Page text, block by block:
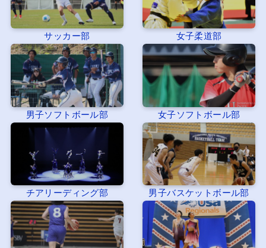
サッカー部 女子柔道部
男子ソフトボール部 女子ソフトボール部
チアリーディング部 男子バスケットボール部